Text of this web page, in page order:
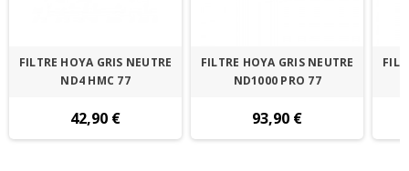
FILTRE HOYA GRIS NEUTRE
ND4 HMC 77
42,90 €
FILTRE HOYA GRIS NEUTRE
ND1000 PRO 77
93,90 €